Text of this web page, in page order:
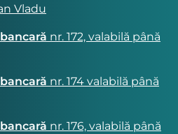
Vladu
nr. 172, valabilă până
nr. 174 valabilă până
nr. 176, valabilă până